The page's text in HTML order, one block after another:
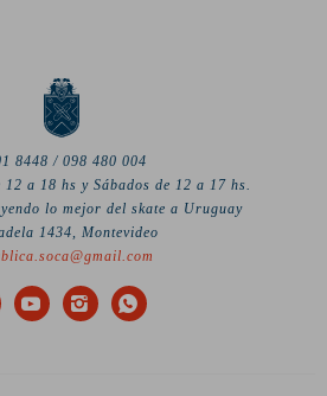
8448 / 098 480 004
12 a 18 hs y Sábados de 12 a 17 hs.
lo mejor del skate a Uruguay
1434, Montevideo
  